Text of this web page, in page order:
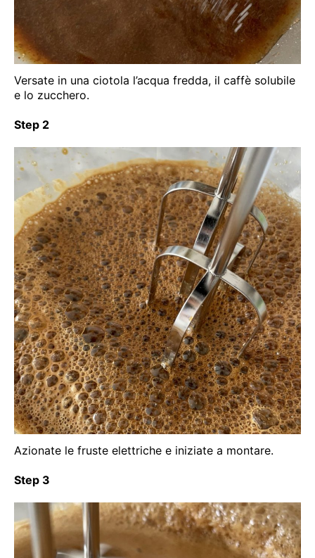
Versate in una ciotola l’acqua fredda, il caffè solubile
e lo zucchero.
Step 2
Azionate le fruste elettriche e iniziate a montare.
Step 3